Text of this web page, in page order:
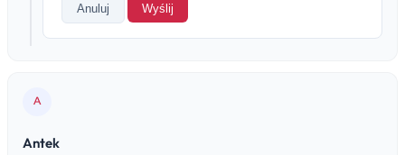
Anuluj Wyślij
A
Antek